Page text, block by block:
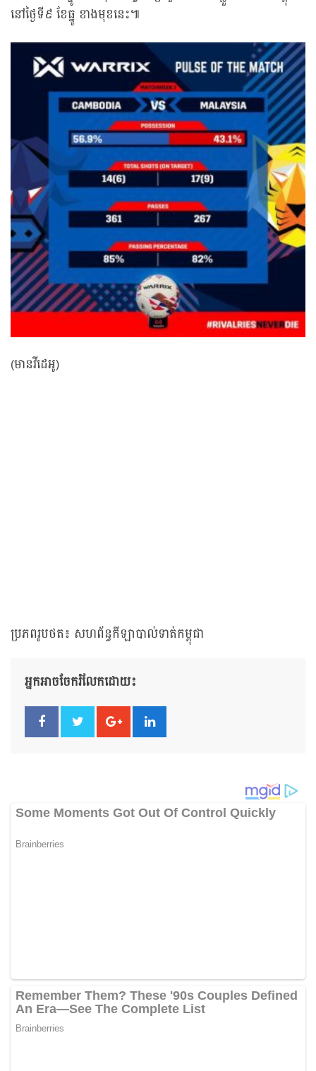
នៅថ្ងៃទី៩ ខែធ្នូ ខាងមុខនេះ៕
(មានវីដេអូ)
ប្រភពរូបថត៖ សហព័ន្ធកីឡាបាល់ទាត់កម្ពុជា
អ្នកអាចចែករំលែកដោយ៖